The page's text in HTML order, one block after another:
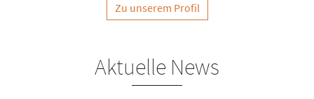
Zu unserem Profil
Aktuelle News